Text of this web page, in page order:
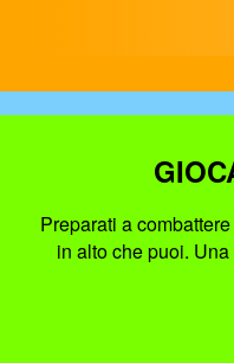
Preparati a
in alto che puoi.